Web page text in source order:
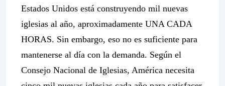
Estados Unidos está construyendo mil nuevas
iglesias al año, aproximadamente UNA CADA
HORAS. Sin embargo, eso no es suficiente para
mantenerse al día con la demanda. Según el
Consejo Nacional de Iglesias, América necesita